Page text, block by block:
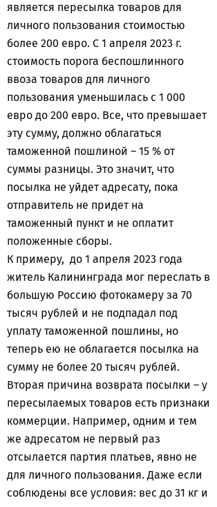
является пересылка товаров для
личного пользования стоимостью
более 200 евро. С 1 апреля 2023 г.
стоимость порога беспошлинного
ввоза товаров для личного
пользования уменьшилась с 1 000
евро до 200 евро. Все, что превышает
эту сумму, должно облагаться
таможенной пошлиной – 15 % от
суммы разницы. Это значит, что
посылка не уйдет адресату, пока
отправитель не придет на
таможенный пункт и не оплатит
положенные сборы.
К примеру, до 1 апреля 2023 года
житель Калининграда мог переслать в
большую Россию фотокамеру за 70
тысяч рублей и не подпадал под
уплату таможенной пошлины, но
теперь ею не облагается посылка на
сумму не более 20 тысяч рублей.
Вторая причина возврата посылки – у
пересылаемых товаров есть признаки
коммерции. Например, одним и тем
же адресатом не первый раз
отсылается партия платьев, явно не
для личного пользования. Даже если
соблюдены все условия: вес до 31 кг и